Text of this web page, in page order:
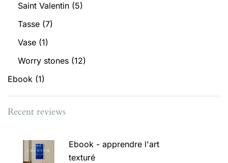
Saint Valentin (5)
Tasse (7)
Vase (1)
Worry stones (12)
Ebook (1)
Recent reviews
Ebook - apprendre l'art
texturé